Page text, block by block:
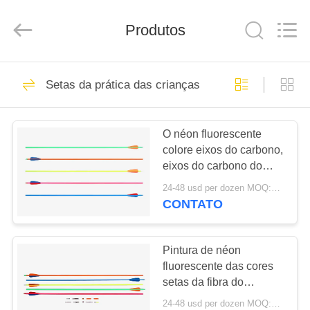
CASA
PRODUTOS
SOBRE
NÓS
EXCURSÃO
FÁBRICA
Arrows.
Setas inteiras do
Caçando setas
93
Produtos
Setas da prática das crianças
O néon fluorescente
colore eixos do carbono,
eixos do carbono do
fulgor da noite, pintura
da cor
24-48 usd per dozen MOQ:Antes de usar, verifique se o produto está em boas condições. Não use se houver algum defeito. Modif
CONTATO
Pintura de néon
fluorescente das cores
setas da fibra do
carbono de 6,2 e de
24-48 usd per dozen MOQ:Antes de usar, verifique se o produto está em boas condições. Não use se houver algum defeito. Modif